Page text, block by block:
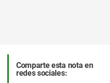
Comparte esta nota en
redes sociales: